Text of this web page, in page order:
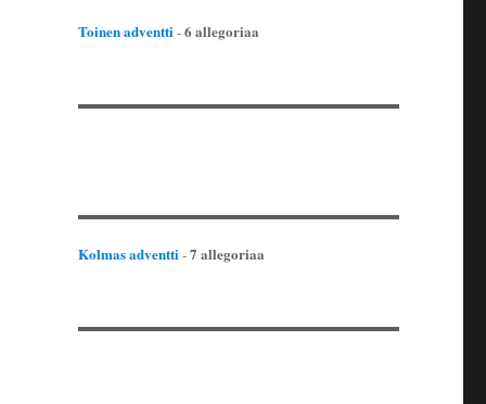
Toinen adventti-6 allegoriaa
Kolmas adventti-7 allegoriaa